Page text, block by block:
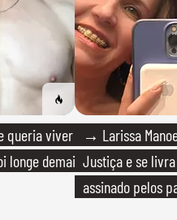
queria viver
longe demais
→ Larissa
Justiça e se
assinado pelos